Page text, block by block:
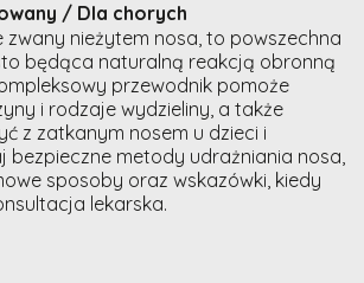
/ Dla chorych
zwany nieżytem nosa, to powszechna
będąca naturalną reakcją obronną
przewodnik pomoże
i rodzaje wydzieliny, a także
z zatkanym nosem u dzieci i
bezpieczne metody udrażniania nosa,
sposoby oraz wskazówki, kiedy
lekarska.